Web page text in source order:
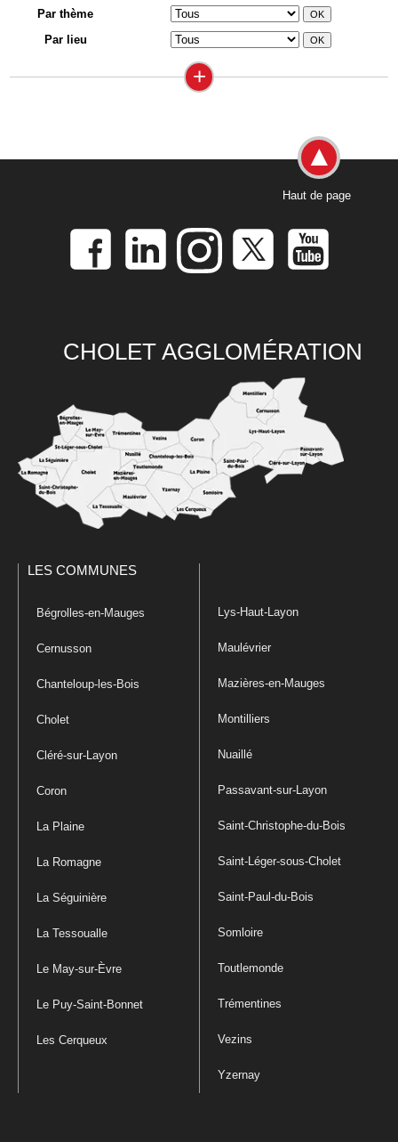
Par thème
Par lieu
+
Haut de page
CHOLET AGGLOMÉRATION
LES COMMUNES
Bégrolles-en-Mauges
Cernusson
Chanteloup-les-Bois
Cholet
Cléré-sur-Layon
Coron
La Plaine
La Romagne
La Séguinière
La Tessoualle
Le May-sur-Èvre
Le Puy-Saint-Bonnet
Les Cerqueux
Lys-Haut-Layon
Maulévrier
Mazières-en-Mauges
Montilliers
Nuaillé
Passavant-sur-Layon
Saint-Christophe-du-Bois
Saint-Léger-sous-Cholet
Saint-Paul-du-Bois
Somloire
Toutlemonde
Trémentines
Vezins
Yzernay